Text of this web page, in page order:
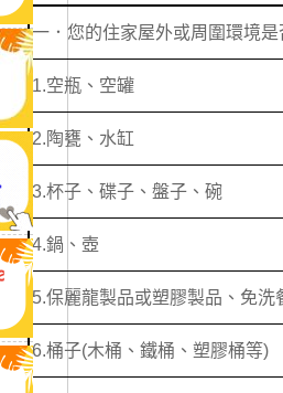
一．您的住家屋外或周圍環境
1.空瓶、空罐
2.陶甕、水缸
3.杯子、碟子、盤子、碗
4.鍋、壺
5.保麗龍製品或塑膠製品、免洗
6.桶子(木桶、鐵桶、塑膠桶等)